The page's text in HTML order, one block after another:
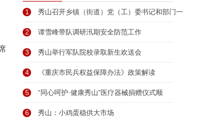
1 秀山召开乡镇（街道）党（工）委书记和部门一
2 谭雪峰带队调研汛期安全防范工作
3 秀山举行军队院校录取新生欢送会
4 《重庆市民兵权益保障办法》政策解读
5 “同心呵护·健康秀山”医疗器械捐赠仪式顺
6 秀山：小鸡蛋稳供大市场